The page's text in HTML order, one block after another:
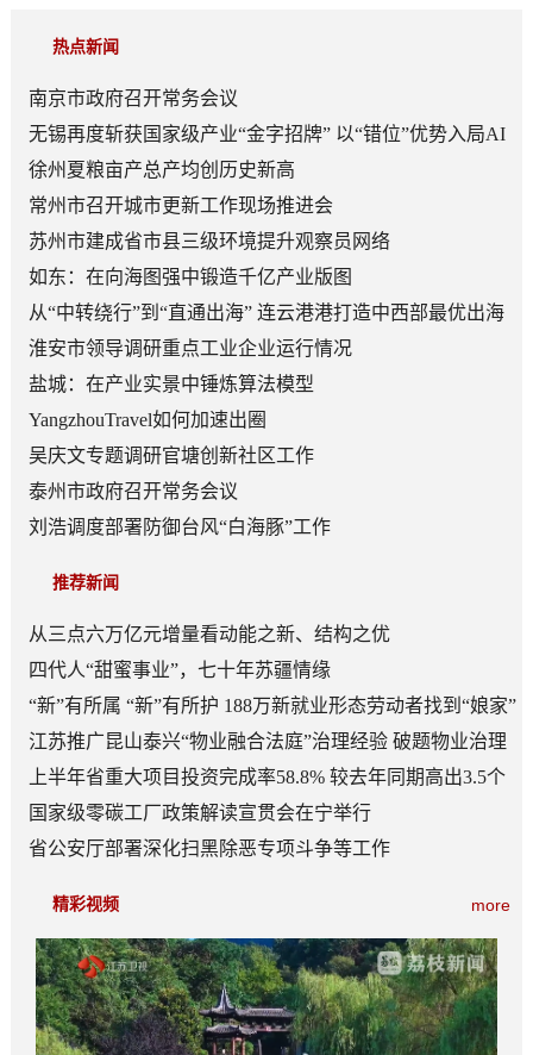
热点新闻
南京市政府召开常务会议
无锡再度斩获国家级产业“金字招牌” 以“错位”优势入局AI
顶层赛道
徐州夏粮亩产总产均创历史新高
常州市召开城市更新工作现场推进会
苏州市建成省市县三级环境提升观察员网络
如东：在向海图强中锻造千亿产业版图
从“中转绕行”到“直通出海” 连云港港打造中西部最优出海
口
淮安市领导调研重点工业企业运行情况
盐城：在产业实景中锤炼算法模型
YangzhouTravel如何加速出圈
吴庆文专题调研官塘创新社区工作
泰州市政府召开常务会议
刘浩调度部署防御台风“白海豚”工作
推荐新闻
从三点六万亿元增量看动能之新、结构之优
四代人“甜蜜事业”，七十年苏疆情缘
“新”有所属 “新”有所护 188万新就业形态劳动者找到“娘家”
江苏推广昆山泰兴“物业融合法庭”治理经验 破题物业治理
“老大难”
上半年省重大项目投资完成率58.8% 较去年同期高出3.5个
百分点
国家级零碳工厂政策解读宣贯会在宁举行
省公安厅部署深化扫黑除恶专项斗争等工作
more
精彩视频